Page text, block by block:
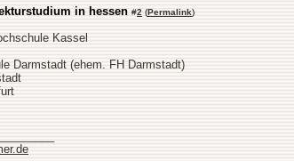
in hessen #2 (Permalink)
Kassel
Darmstadt (ehem. FH Darmstadt)